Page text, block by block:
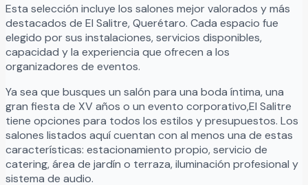
Esta selección incluye los salones mejor valorados y más
destacados de El Salitre,Querétaro. Cada espacio fue
elegido por sus instalaciones, servicios disponibles,
capacidad y la experiencia que ofrecen a los
organizadores de eventos.
Ya sea que busques un salón para una boda íntima, una
gran fiesta de XV años o un evento corporativo,El Salitre
tiene opciones para todos los estilos y presupuestos. Los
salones listados aquí cuentan con al menos una de estas
características: estacionamiento propio, servicio de
catering, área de jardín o terraza, iluminación profesional y
sistema de audio.